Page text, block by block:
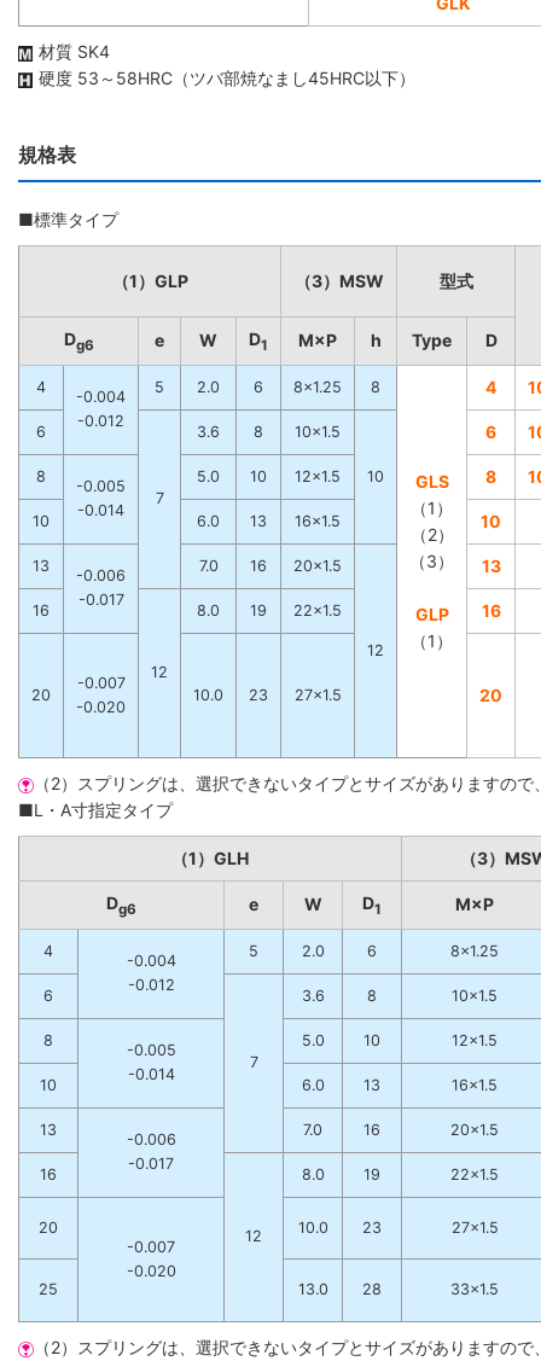
材質 SK4
硬度 53～58HRC（ツバ部焼なまし45HRC以下）
規格表
■標準タイプ
（1）GLP （3）MSW 型式
Dg6 e W D1 M×P h Type D
4
-0.004
-0.012
5 2.0 6 8×1.25 8
GLS
（1）
（2）
（3）
GLP
（1）
4
6
7
3.6 8 10×1.5
10
6
8
-0.005
-0.014
5.0 10 12×1.5 8
10 6.0 13 16×1.5 10
13
-0.006
-0.017
7.0 16 20×1.5
12
13
16
12
8.0 19 22×1.5 16
20
-0.007
-0.020
10.0 23 27×1.5 20
（2）スプリングは、選択できないタイプとサイズがありますの
■L・A寸指定タイプ
（1）GLH （3）
Dg6 e W D1 M×P
4
-0.004
-0.012
5 2.0 6 8×1.25
6
7
3.6 8 10×1.5
8
-0.005
-0.014
5.0 10 12×1.5
10 6.0 13 16×1.5
13
-0.006
-0.017
7.0 16 20×1.5
16
12
8.0 19 22×1.5
20
-0.007
-0.020
10.0 23 27×1.5
25 13.0 28 33×1.5
（2）スプリングは、選択できないタイプとサイズがありますの